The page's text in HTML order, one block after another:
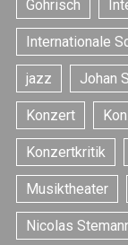
Gohrisch
Internationale
jazz Johan
Konzert
Konzertkritik
Musiktheater
Nicolas